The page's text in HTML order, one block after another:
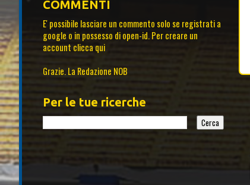
COMMENTI
E' possibile lasciare un commento solo se registrati a
google o in possesso di open-id. Per creare un
account clicca qui
Grazie. La Redazione NOB
Per le tue ricerche